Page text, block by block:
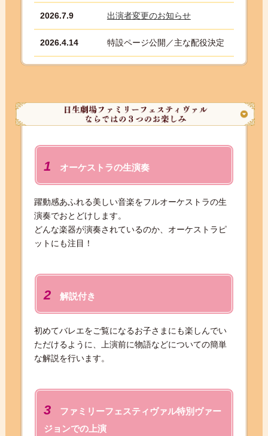
2026.7.9 出演者変更のお知らせ
2026.4.14 特設ページ公開／主な配役決定
1 オーケストラの生演奏
躍動感あふれる美しい音楽をフルオーケストラの生
演奏でおとどけします。
どんな楽器が演奏されているのか、オーケストラピ
ットにも注目！
2解説付き
初めてバレエをご覧になるお子さまにも楽しんでい
ただけるように、上演前に物語などについての簡単
な解説を行います。
3ファミリーフェスティヴァル特別ヴァー
ジョンでの上演